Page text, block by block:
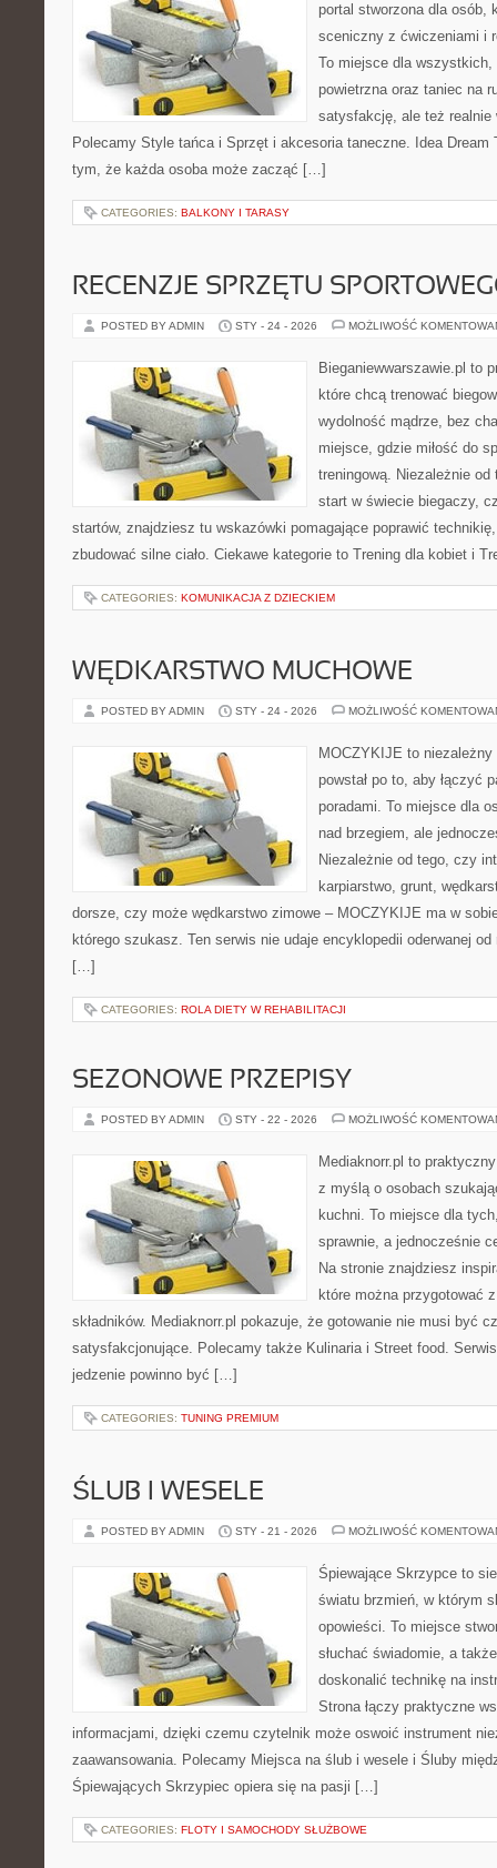
portal stworzona dla osób,
sceniczny z ćwiczeniami i
To miejsce dla
powietrzna oraz taniec na
satysfakcję, ale też realnie
Polecamy Style tańca i Sprzęt i akcesoria taneczne. Idea Dream
tym, że każda osoba może zacząć […]
CATEGORIES: BALKONY I TARASY
RECENZJE SPRZĘTU
POSTED BY ADMIN STY - 24 - 2026 MOŻLIWOŚĆ
Bieganiewwarszawie.pl to
które chcą trenować
wydolność mądrze, bez
miejsce, gdzie miłość do
treningową. Niezależnie
start w świecie biegaczy,
startów, znajdziesz tu wskazówki pomagające poprawić
zbudować silne ciało. Ciekawe kategorie to Trening dla kobiet i
CATEGORIES: KOMUNIKACJA Z DZIECKIEM
WĘDKARSTWO MUCHOWE
POSTED BY ADMIN STY - 24 - 2026 MOŻLIWOŚĆ
MOCZYKIJE to
powstał po to, aby łączyć
poradami. To miejsce dla
nad brzegiem, ale
Niezależnie od tego, czy
karpiarstwo, grunt,
dorsze, czy może wędkarstwo zimowe – MOCZYKIJE ma w
którego szukasz. Ten serwis nie udaje encyklopedii oderwanej
[…]
CATEGORIES: ROLA DIETY W REHABILITACJI
SEZONOWE PRZEPISY
POSTED BY ADMIN STY - 22 - 2026 MOŻLIWOŚĆ
Mediaknorr.pl to
z myślą o osobach
kuchni. To miejsce dla
sprawnie, a jednocześnie
Na stronie znajdziesz
które można przygotować
składników. Mediaknorr.pl pokazuje, że gotowanie nie musi być
satysfakcjonujące. Polecamy także Kulinaria i Street food.
jedzenie powinno być […]
CATEGORIES: TUNING PREMIUM
ŚLUB I WESELE
POSTED BY ADMIN STY - 21 - 2026 MOŻLIWOŚĆ
Śpiewające Skrzypce to
światu brzmień, w którym
opowieści. To miejsce
słuchać świadomie, a
doskonalić technikę na
Strona łączy praktyczne
informacjami, dzięki czemu czytelnik może oswoić instrument
zaawansowania. Polecamy Miejsca na ślub i wesele i Śluby
Śpiewających Skrzypiec opiera się na pasji […]
CATEGORIES: FLOTY I SAMOCHODY SŁUŻBOWE